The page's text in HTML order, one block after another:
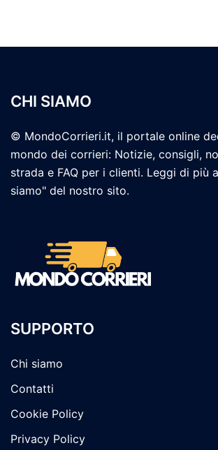
CHI SIAMO
© MondoCorrieri.it, il portale online
mondo dei corrieri: Notizie, consigli,
strada e FAQ per i clienti. Leggi di più
siamo" del nostro sito.
SUPPORTO
Chi siamo
Contatti
Cookie Policy
Privacy Policy